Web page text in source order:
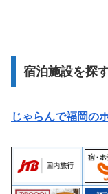
宿泊施設を探
じゃらんで福岡の